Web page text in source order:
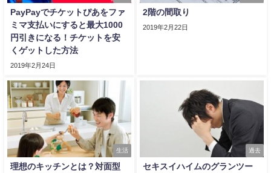
PayPayでチケットぴあをファ
ミマ支払いにすると最大1000
円引きになる！チケットを安
くゲットした方法
2019年2月24日
2階の間取り
2019年2月22日
生活
理想のキッチンとは？対面型
過去
セキスイハイムのグランツー